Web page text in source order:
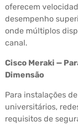
oferecem
desempenho
onde múltiplos
canal.
Cisco Meraki —
Dimensão
Para instalações
universitários,
requisitos de